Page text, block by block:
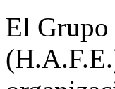
El Grupo